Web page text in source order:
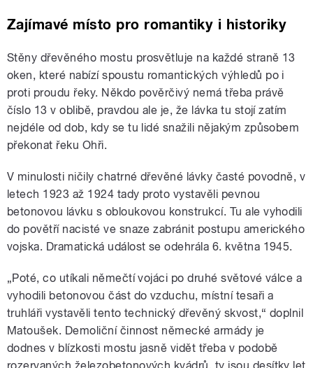
Zajímavé místo pro romantiky i historiky
Stěny dřevěného mostu prosvětluje na každé straně 13
oken, které nabízí spoustu romantických výhledů po i
proti proudu řeky. Někdo pověrčivý nemá třeba právě
číslo 13 v oblibě, pravdou ale je, že lávka tu stojí zatím
nejdéle od dob, kdy se tu lidé snažili nějakým způsobem
překonat řeku Ohři.
V minulosti ničily chatrné dřevěné lávky časté povodně, v
letech 1923 až 1924 tady proto vystavěli pevnou
betonovou lávku s obloukovou konstrukcí. Tu ale vyhodili
do povětří nacisté ve snaze zabránit postupu amerického
vojska. Dramatická událost se odehrála 6. května 1945.
„Poté, co utíkali němečtí vojáci po druhé světové válce a
vyhodili betonovou část do vzduchu, místní tesaři a
truhláři vystavěli tento technický dřevěný skvost,“ doplnil
Matoušek. Demoliční činnost německé armády je
dodnes v blízkosti mostu jasně vidět třeba v podobě